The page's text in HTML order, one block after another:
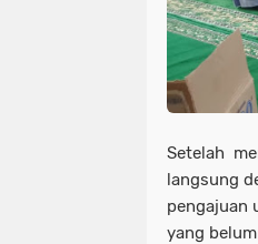
Setelah
langsung
pengajuan
yang